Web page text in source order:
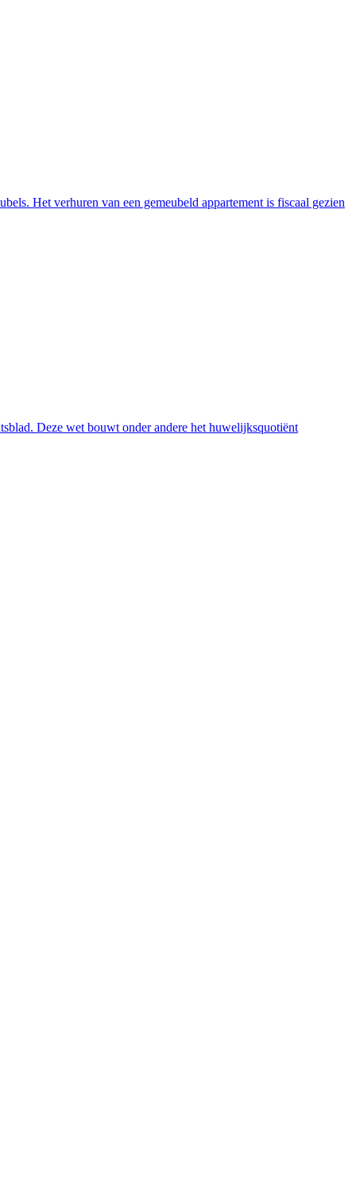
Het verhuren van een gemeubeld appartement is fiscaal gezien
Deze wet bouwt onder andere het huwelijksquotiënt